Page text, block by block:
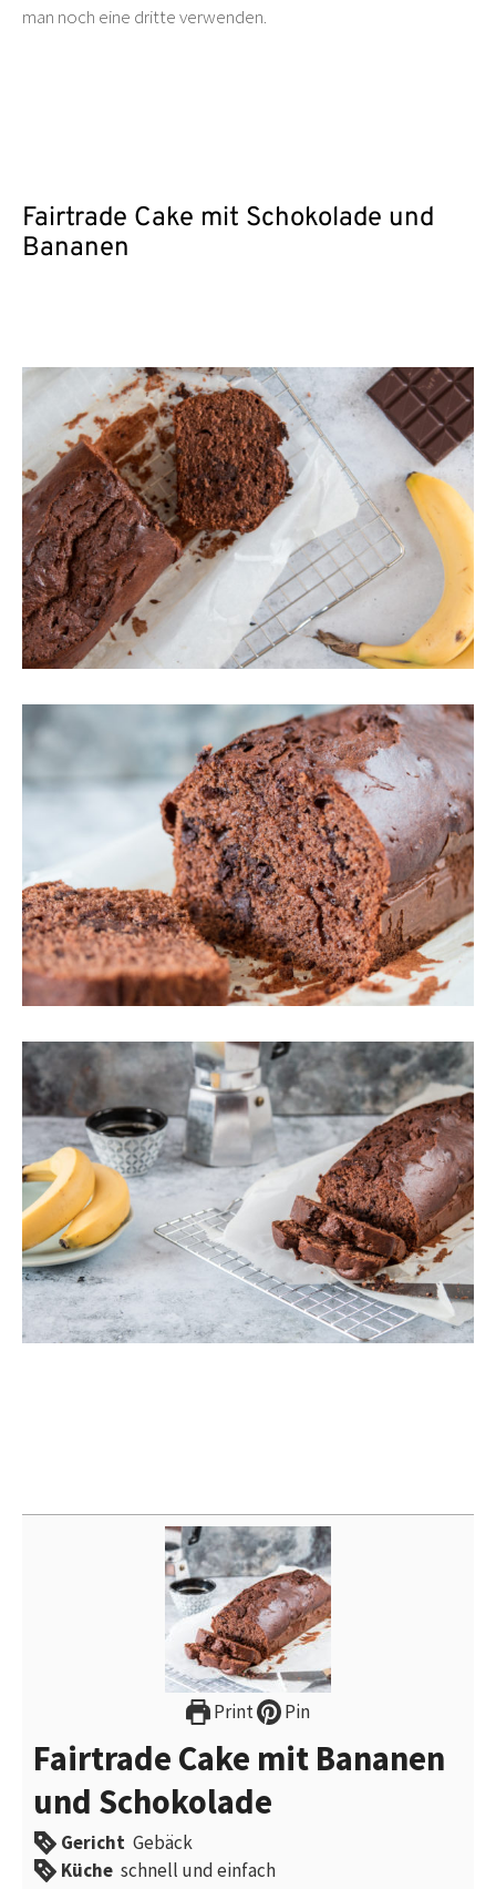
man noch eine dritte verwenden.
Fairtrade Cake mit Schokolade und
Bananen
Print Pin
Fairtrade Cake mit Bananen
und Schokolade
Gericht Gebäck
Küche schnell und einfach